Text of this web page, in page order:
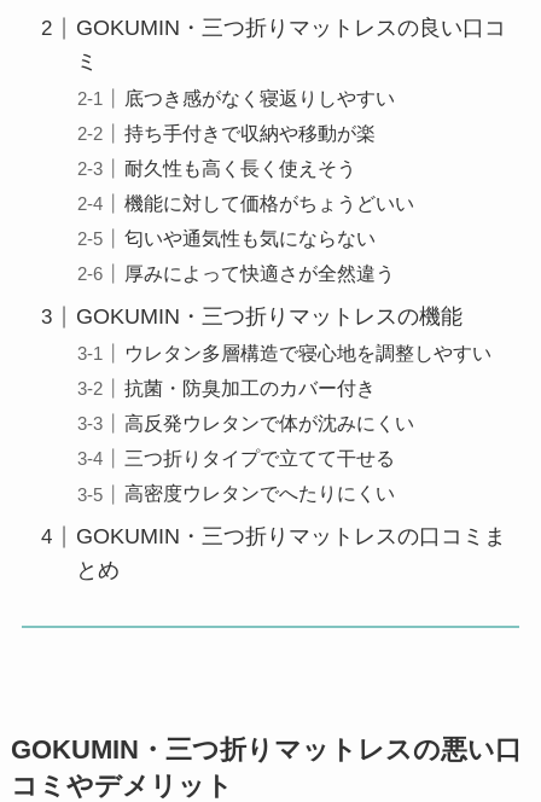
GOKUMIN・三つ折りマットレスの良い口コ
ミ
底つき感がなく寝返りしやすい
持ち手付きで収納や移動が楽
耐久性も高く長く使えそう
機能に対して価格がちょうどいい
匂いや通気性も気にならない
厚みによって快適さが全然違う
GOKUMIN・三つ折りマットレスの機能
ウレタン多層構造で寝心地を調整しやすい
抗菌・防臭加工のカバー付き
高反発ウレタンで体が沈みにくい
三つ折りタイプで立てて干せる
高密度ウレタンでへたりにくい
GOKUMIN・三つ折りマットレスの口コミま
とめ
GOKUMIN・三つ折りマットレスの悪い口
コミやデメリット